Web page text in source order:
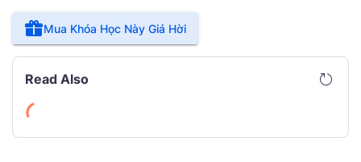
Mua Khóa Học Này Giá Hời
Read Also